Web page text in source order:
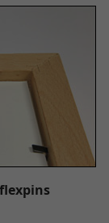
flexpins